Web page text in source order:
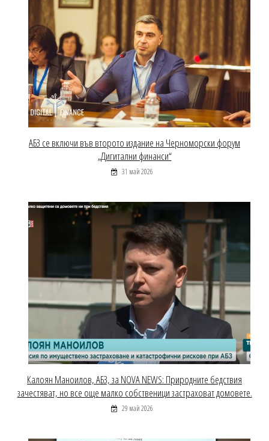
АБЗ се включи във второто издание на Черноморски форум
„Дигитални финанси“
31 май 2026
Калоян Маноилов, АБЗ, за NOVA NEWS: Природните бедствия
зачестяват, но все още малко собственици застраховат домовете.
29 май 2026